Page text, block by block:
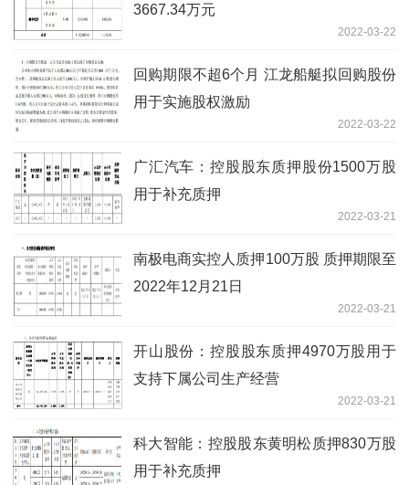
3667.34万元
2022-03-22
回购期限不超6个月 江龙船艇拟回购股份
用于实施股权激励
2022-03-22
广汇汽车：控股股东质押股份1500万股
用于补充质押
2022-03-21
南极电商实控人质押100万股 质押期限至
2022年12月21日
2022-03-21
开山股份：控股股东质押4970万股用于
支持下属公司生产经营
2022-03-21
科大智能：控股股东黄明松质押830万股
用于补充质押